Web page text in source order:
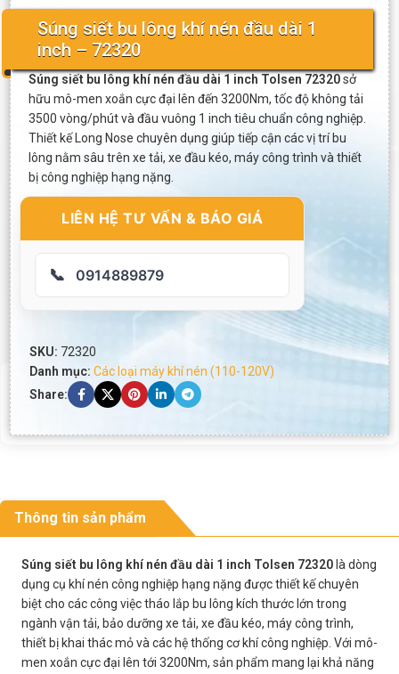
Súng siết bu lông khí nén đầu dài 1
inch – 72320
Súng siết bu lông khí nén đầu dài 1 inch Tolsen 72320sở
hữu mô-men xoắn cực đại lên đến 3200Nm, tốc độ không tải
3500 vòng/phút và đầu vuông 1 inch tiêu chuẩn công nghiệp.
Thiết kế Long Nose chuyên dụng giúp tiếp cận các vị trí bu
lông nằm sâu trên xe tải, xe đầu kéo, máy công trình và thiết
bị công nghiệp hạng nặng.
LIÊN HỆ TƯ VẤN & BÁO GIÁ
📞 0914889879
SKU: 72320
Danh mục: Các loại máy khí nén (110-120V)
Share:
Thông tin sản phẩm
Súng siết bu lông khí nén đầu dài 1 inch Tolsen 72320 là dòng
dụng cụ khí nén công nghiệp hạng nặng được thiết kế chuyên
biệt cho các công việc tháo lắp bu lông kích thước lớn trong
ngành vận tải, bảo dưỡng xe tải, xe đầu kéo, máy công trình,
thiết bị khai thác mỏ và các hệ thống cơ khí công nghiệp. Với mô-
men xoắn cực đại lên tới 3200Nm, sản phẩm mang lại khả năng